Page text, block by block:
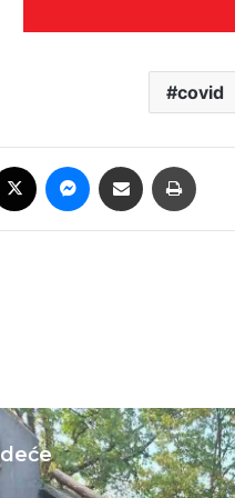
covid
Messenger
Podijeli putem E-maila